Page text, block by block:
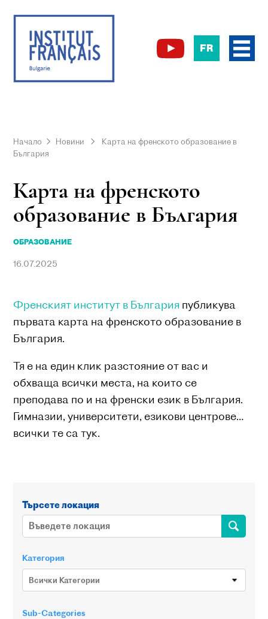
FR
Начало Новини
Карта на френското образование в
България
Карта на френското
образование в България
ОБРАЗОВАНИЕ
16.07.2025
Френският институт в България публикува
първата карта на френското образование в
България.
Тя е на един клик разстояние от вас и
обхваща всички места, на които се
преподава по и на френски език в България.
Гимназии, университети, езикови центрове…
всички те са тук.
Търсете локация
Категория
Всички Категории
Sub-Categories